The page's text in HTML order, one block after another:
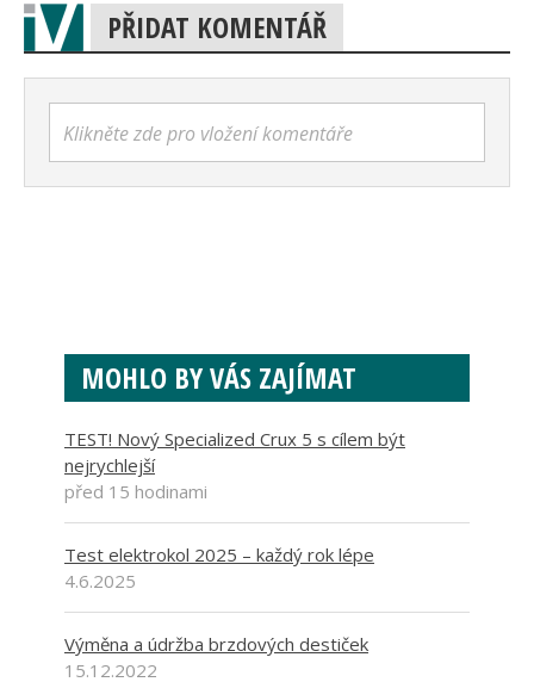
PŘIDAT KOMENTÁŘ
Klikněte zde pro vložení komentáře
MOHLO BY VÁS ZAJÍMAT
TEST! Nový Specialized Crux 5 s cílem být
nejrychlejší
před 15 hodinami
Test elektrokol 2025 – každý rok lépe
4.6.2025
Výměna a údržba brzdových destiček
15.12.2022